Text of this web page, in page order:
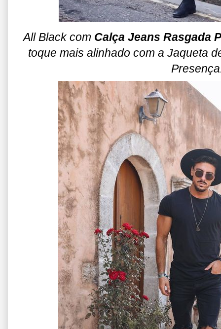
All Black com Calça Jeans Rasgada
toque mais alinhado com a Jaqueta